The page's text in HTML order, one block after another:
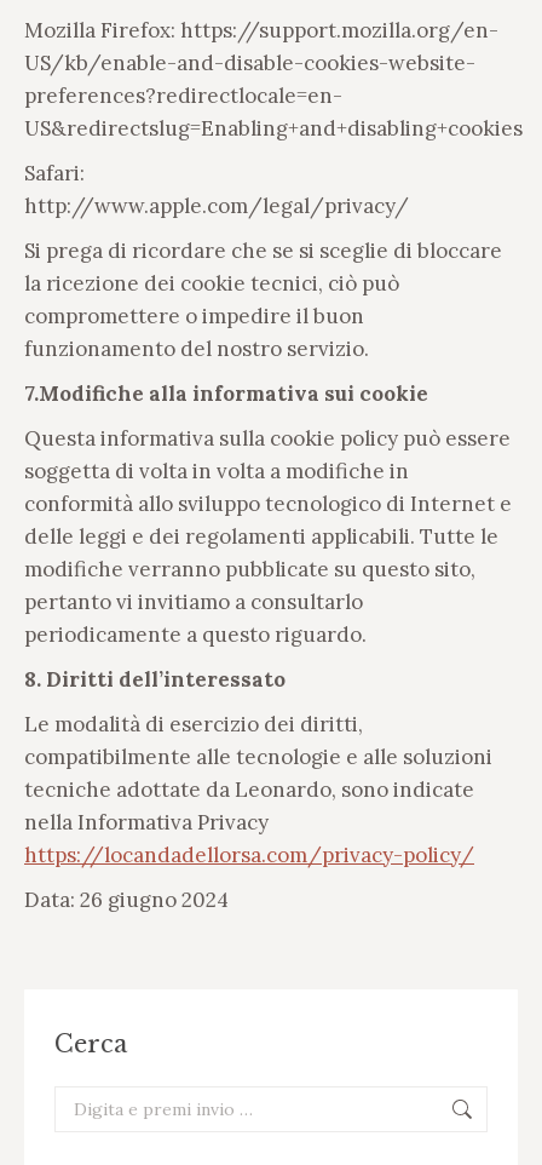
Mozilla Firefox: https://support.mozilla.org/en-
US/kb/enable-and-disable-cookies-website-
preferences?redirectlocale=en-
US&redirectslug=Enabling+and+disabling+cookies
Safari:
http://www.apple.com/legal/privacy/
Si prega di ricordare che se si sceglie di bloccare
la ricezione dei cookie tecnici, ciò può
compromettere o impedire il buon
funzionamento del nostro servizio.
7.Modifiche alla informativa sui cookie
Questa informativa sulla cookie policy può essere
soggetta di volta in volta a modifiche in
conformità allo sviluppo tecnologico di Internet e
delle leggi e dei regolamenti applicabili. Tutte le
modifiche verranno pubblicate su questo sito,
pertanto vi invitiamo a consultarlo
periodicamente a questo riguardo.
8. Diritti dell’interessato
Le modalità di esercizio dei diritti,
compatibilmente alle tecnologie e alle soluzioni
tecniche adottate da Leonardo, sono indicate
nella Informativa Privacy
https://locandadellorsa.com/privacy-policy/
Data: 26 giugno 2024
Cerca
Cerca: